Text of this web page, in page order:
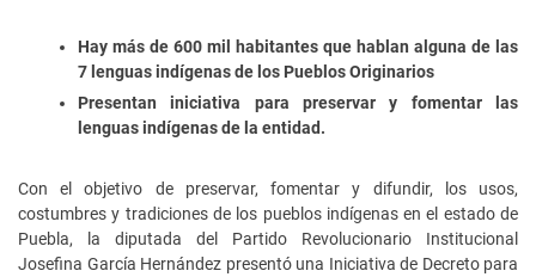
Hay más de 600 mil habitantes que hablan alguna de las
7 lenguas indígenas de los Pueblos Originarios
Presentan iniciativa para preservar y fomentar las
lenguas indígenas de la entidad.
Con el objetivo de preservar, fomentar y difundir, los usos,
costumbres y tradiciones de los pueblos indígenas en el estado de
Puebla, la diputada del Partido Revolucionario Institucional
Josefina García Hernández presentó una Iniciativa de Decreto para